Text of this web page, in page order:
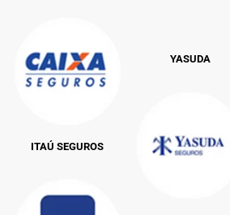
ITAÚ SEGUROS
YASUDA